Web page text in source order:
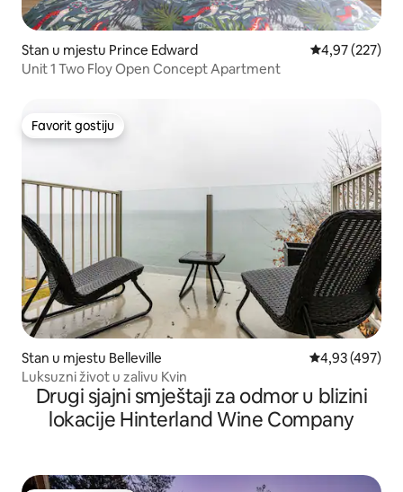
Stan u mjestu Prince Edward prosječna
4,97 (227)
Unit 1 Two Floy Open Concept Apartment
Favorit gostiju
Favorit gostiju
Stan u mjestu Belleville prosječna
4,93 (497)
Luksuzni život u zalivu Kvin
Drugi sjajni smještaji za odmor u blizini
lokacije Hinterland Wine Company